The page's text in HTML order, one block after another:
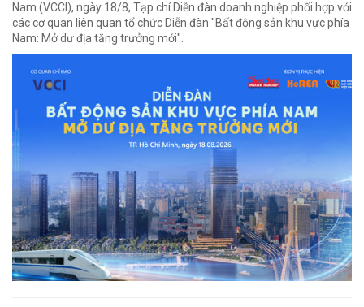
Nam (VCCI), ngày 18/8, Tạp chí Diễn đàn doanh nghiệp phối hợp với
các cơ quan liên quan tổ chức Diễn đàn "Bất động sản khu vực phía
Nam: Mở dư địa tăng trưởng mới".